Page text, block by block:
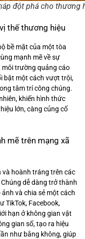
đột phá cho thương
thế thương hiệu
bề mặt của một tòa
mạnh mẽ về sự
môi trường quảng cáo
bật một cách vượt trội,
tâm trí công chúng.
khiến hình thức
lớn, càng củng cố
mẽ trên mạng xã
và hoành tráng trên các
dễ dàng trở thành
và chia sẻ một cách
TikTok, Facebook,
hạn ở không gian vật
gian số, tạo ra hiệu
như bằng không, giúp